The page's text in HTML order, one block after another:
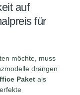
auf
für
möchte, muss
drängen
Paket als